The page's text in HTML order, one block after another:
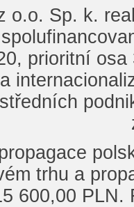
o.o. Sp. k.
prioritní
trhu a
600,00